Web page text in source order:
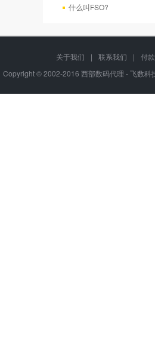
什么叫FSO?
关于我们 | 联系我们 |
付
Copyright © 2002-2016 西部数码代理 - 飞数